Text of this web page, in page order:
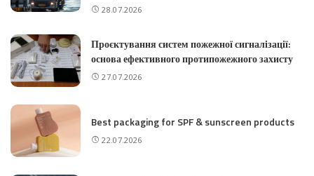
28.07.2026
Проєктування систем пожежної сигналізації:
основа ефективного протипожежного захисту
27.07.2026
Best packaging for SPF & sunscreen products
22.07.2026